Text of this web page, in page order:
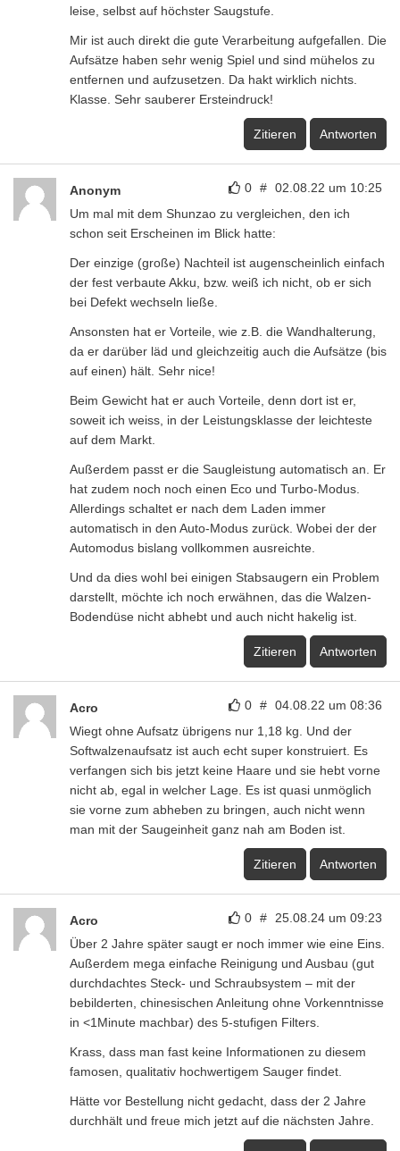
leise, selbst auf höchster Saugstufe.
Mir ist auch direkt die gute Verarbeitung aufgefallen. Die
Aufsätze haben sehr wenig Spiel und sind mühelos zu
entfernen und aufzusetzen. Da hakt wirklich nichts.
Klasse. Sehr sauberer Ersteindruck!
Zitieren Antworten
0 # 02.08.22 um 10:25
Anonym
Um mal mit dem Shunzao zu vergleichen, den ich
schon seit Erscheinen im Blick hatte:
Der einzige (große) Nachteil ist augenscheinlich einfach
der fest verbaute Akku, bzw. weiß ich nicht, ob er sich
bei Defekt wechseln ließe.
Ansonsten hat er Vorteile, wie z.B. die Wandhalterung,
da er darüber läd und gleichzeitig auch die Aufsätze (bis
auf einen) hält. Sehr nice!
Beim Gewicht hat er auch Vorteile, denn dort ist er,
soweit ich weiss, in der Leistungsklasse der leichteste
auf dem Markt.
Außerdem passt er die Saugleistung automatisch an. Er
hat zudem noch noch einen Eco und Turbo-Modus.
Allerdings schaltet er nach dem Laden immer
automatisch in den Auto-Modus zurück. Wobei der der
Automodus bislang vollkommen ausreichte.
Und da dies wohl bei einigen Stabsaugern ein Problem
darstellt, möchte ich noch erwähnen, das die Walzen-
Bodendüse nicht abhebt und auch nicht hakelig ist.
Zitieren Antworten
0 # 04.08.22 um 08:36
Acro
Wiegt ohne Aufsatz übrigens nur 1,18 kg. Und der
Softwalzenaufsatz ist auch echt super konstruiert. Es
verfangen sich bis jetzt keine Haare und sie hebt vorne
nicht ab, egal in welcher Lage. Es ist quasi unmöglich
sie vorne zum abheben zu bringen, auch nicht wenn
man mit der Saugeinheit ganz nah am Boden ist.
Zitieren Antworten
0 # 25.08.24 um 09:23
Acro
Über 2 Jahre später saugt er noch immer wie eine Eins.
Außerdem mega einfache Reinigung und Ausbau (gut
durchdachtes Steck- und Schraubsystem – mit der
bebilderten, chinesischen Anleitung ohne Vorkenntnisse
in <1Minute machbar) des 5-stufigen Filters.
Krass, dass man fast keine Informationen zu diesem
famosen, qualitativ hochwertigem Sauger findet.
Hätte vor Bestellung nicht gedacht, dass der 2 Jahre
durchhält und freue mich jetzt auf die nächsten Jahre.